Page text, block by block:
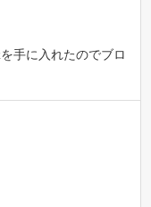
手に入れたのでブロ